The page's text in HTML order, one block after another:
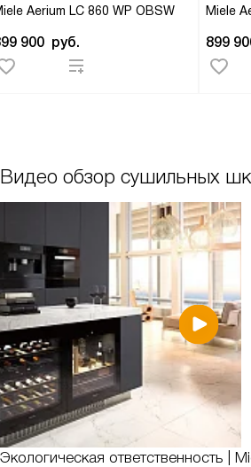
Aerium LC 860 WP OBSW
900 руб.
Miele
899
Видео обзор сушильных
Экологическая ответственность |